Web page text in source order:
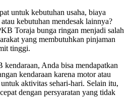
untuk kebutuhan usaha, biaya
kebutuhan mendesak lainnya?
Toraja bunga ringan menjadi salah
yang membutuhkan pinjaman
tinggi.
Anda bisa mendapatkan
kendaraan karena motor atau
aktivitas sehari-hari. Selain itu,
dengan persyaratan yang tidak